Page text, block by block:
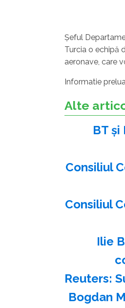
Şeful
Turcia o echipă
aeronave, care
Informatie
Alte
BT
Consiliul
Consiliul
Ilie
Reuters:
Bogdan